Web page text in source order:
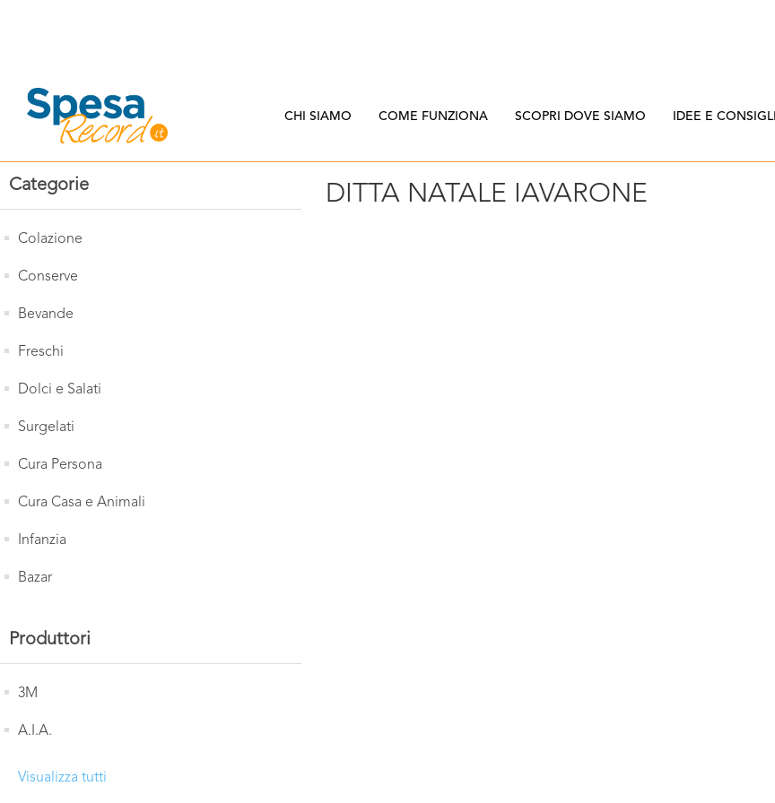
CHI SIAMO COME FUNZIONA SCOPRI DOVE SIAMO IDEE E CONSIGLI
Categorie
Colazione
Conserve
Bevande
Freschi
Dolci e Salati
Surgelati
Cura Persona
Cura Casa e Animali
Infanzia
Bazar
Produttori
3M
A.I.A.
Visualizza tutti
DITTA NATALE IAVARONE